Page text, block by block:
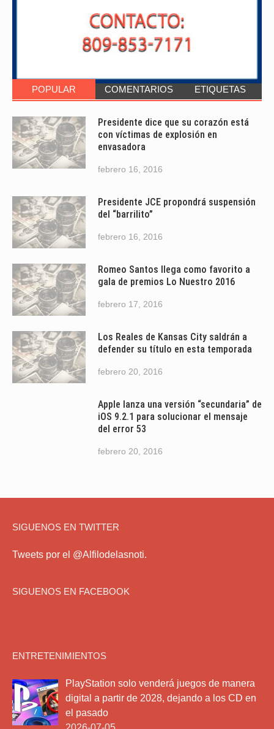
POPULAR COMENTARIOS ETIQUETAS
Presidente dice que su corazón está
con víctimas de explosión en
envasadora
febrero 16, 2016
Presidente JCE propondrá suspensión
del “barrilito”
febrero 16, 2016
Romeo Santos llega como favorito a
gala de premios Lo Nuestro 2016
febrero 17, 2016
Los Reales de Kansas City saldrán a
defender su título en esta temporada
febrero 20, 2016
Apple lanza una versión “secundaria” de
iOS 9.2.1 para solucionar el mensaje
del error 53
febrero 20, 2016
SIGUENOS EN TWITTER
Tweets por el @Alfilodelasnoti.
SIGUENOS EN FACEBOOK
ENTRETENIMIENTOS
PlayStation solo venderá juegos de manera
digital a partir de 2028, dejando a los CD en
el pasado